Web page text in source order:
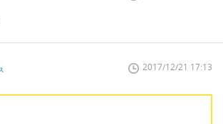
2017/12/21 17:13